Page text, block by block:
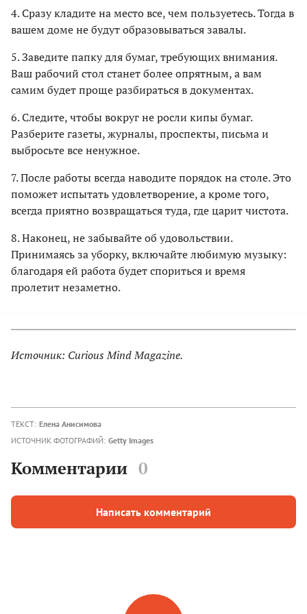
4. Сразу кладите на место все, чем пользуетесь. Тогда в
вашем доме не будут образовываться завалы.
5. Заведите папку для бумаг, требующих внимания.
Ваш рабочий стол станет более опрятным, а вам
самим будет проще разбираться в документах.
6. Следите, чтобы вокруг не росли кипы бумаг.
Разберите газеты, журналы, проспекты, письма и
выбросьте все ненужное.
7. После работы всегда наводите порядок на столе. Это
поможет испытать удовлетворение, а кроме того,
всегда приятно возвращаться туда, где царит чистота.
8. Наконец, не забывайте об удовольствии.
Принимаясь за уборку, включайте любимую музыку:
благодаря ей работа будет спориться и время
пролетит незаметно.
Источник: Curious Mind Magazine.
ТЕКСТ: Елена Анисимова
ИСТОЧНИК ФОТОГРАФИЙ: Getty Images
Комментарии 0
Написать комментарий